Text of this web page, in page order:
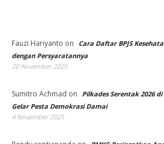
Fauzi Hariyanto on
Cara Daftar BPJS
dengan Persyaratannya
20 November 2025
Sumitro Achmad on
Pilkades Serentak 2026
Gelar Pesta Demokrasi Damai
4 November 2025